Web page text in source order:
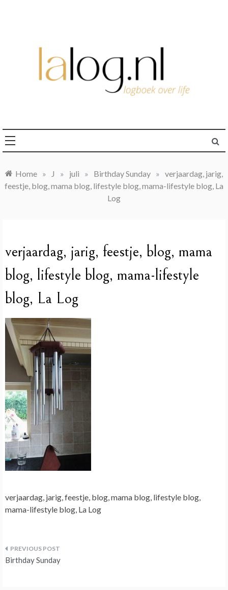
Home » J » juli » Birthday Sunday » verjaardag, jarig,
feestje, blog, mama blog, lifestyle blog, mama-lifestyle blog, La
Log
verjaardag, jarig, feestje, blog, mama
blog, lifestyle blog, mama-lifestyle
blog, La Log
verjaardag, jarig, feestje, blog, mama blog, lifestyle blog,
mama-lifestyle blog, La Log
Bericht
Birthday Sunday